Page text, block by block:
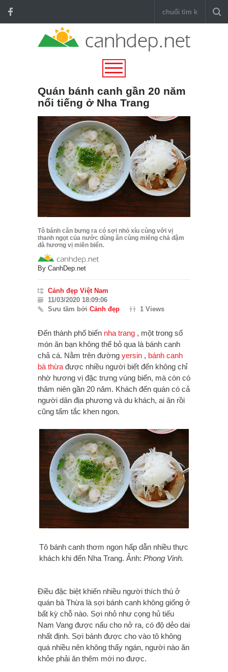
Quán bánh canh gần 20 năm
nổi tiếng ở Nha Trang
Tô bánh căn bưng ra có sợi nhỏ xíu cùng với vị
thanh ngọt của nước dùng ăn cùng miếng chả đậm
đà hương vị miền biển.
By CanhDep.net
Cảnh đẹp Việt Nam
11/03/2020 18:09:06
Sưu tầm bởi Cảnh đẹp 1 Views
Đến thành phố biển nha trang , một trong số
món ăn bạn không thể bỏ qua là bánh canh
chả cá. Nằm trên đường yersin , bánh canh
bà thừa được nhiều người biết đến không chỉ
nhờ hương vị đặc trưng vùng biển, mà còn có
thâm niên gần 20 năm. Khách đến quán có cả
người dân địa phương và du khách, ai ăn rồi
cũng tấm tắc khen ngon.
Tô bánh canh thơm ngon hấp dẫn nhiều thực
khách khi đến Nha Trang. Ảnh: Phong Vinh.
Điều đặc biệt khiến nhiều người thích thú ở
quán bà Thừa là sợi bánh canh không giống ở
bất kỳ chỗ nào. Sợi nhỏ như cọng hủ tiếu
Nam Vang được nấu cho nở ra, có độ dẻo dai
nhất định. Sợi bánh được cho vào tô không
quá nhiều nên không thấy ngán, người nào ăn
khỏe phải ăn thêm mới no được.